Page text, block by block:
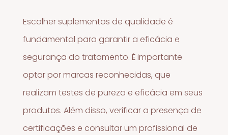
Escolher suplementos de qualidade é
fundamental para garantir a eficácia e
segurança do tratamento. É importante
optar por marcas reconhecidas, que
realizam testes de pureza e eficácia em seus
produtos. Além disso, verificar a presença de
certificações e consultar um profissional de